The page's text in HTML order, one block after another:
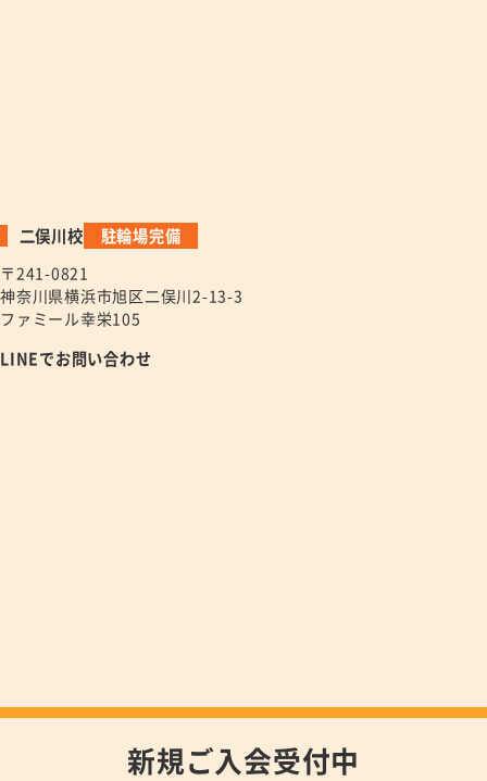
二俣川校
駐輪場完備
〒241-0821
神奈川県横浜市旭区二俣川2-13-3
ファミール幸栄105
LINEでお問い合わせ
新規ご入会受付中